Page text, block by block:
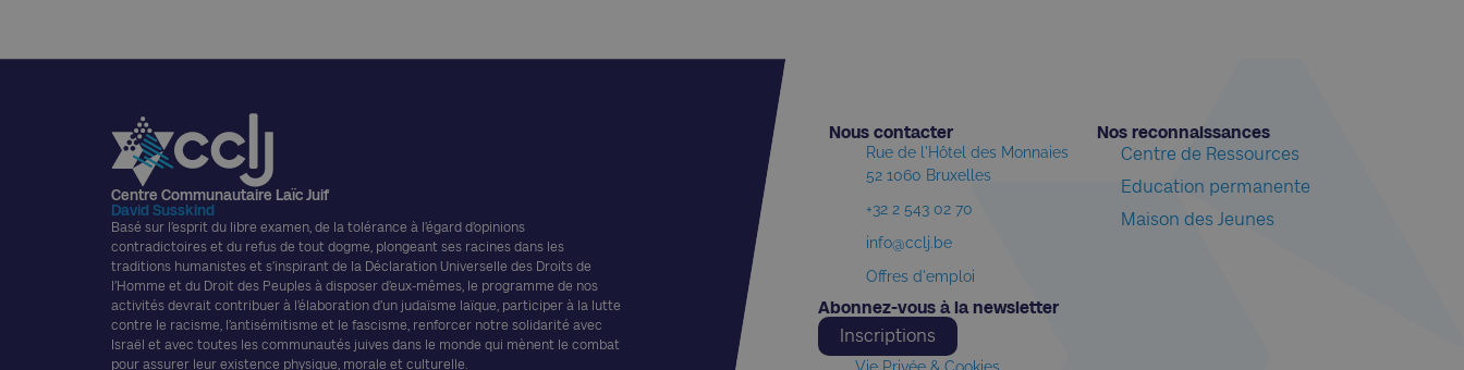
Centre Communautaire Laïc Juif
David Susskind
Basé sur l’esprit du libre examen, de la tolérance à l’égard d’opinions
contradictoires et du refus de tout dogme, plongeant ses racines dans les
traditions humanistes et s’inspirant de la Déclaration Universelle des Droits de
l’Homme et du Droit des Peuples à disposer d’eux-mêmes, le programme de nos
activités devrait contribuer à l’élaboration d’un judaïsme laïque, participer à la lutte
contre le racisme, l’antisémitisme et le fascisme, renforcer notre solidarité avec
Israël et avec toutes les communautés juives dans le monde qui mènent le combat
pour assurer leur existence physique, morale et culturelle.
Nous contacter​
Rue de l'Hôtel des Monnaies
52 1060 Bruxelles
+32 2 543 02 70
info@cclj.be
Offres d'emploi
Nos reconnaissances​
Centre de Ressources
Education permanente
Maison des Jeunes
Abonnez-vous à la newsletter​
Inscriptions